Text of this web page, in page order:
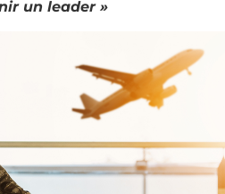
un leader »